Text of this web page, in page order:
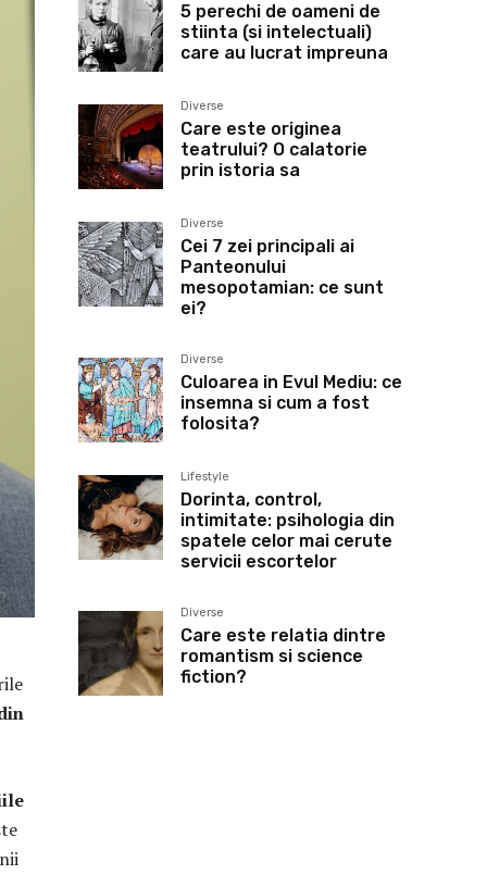
5 perechi de oameni de
stiinta (si intelectuali)
care au lucrat impreuna
Diverse
Care este originea
teatrului? O calatorie
prin istoria sa
Diverse
Cei 7 zei principali ai
Panteonului
mesopotamian: ce sunt
ei?
Diverse
Culoarea in Evul Mediu: ce
insemna si cum a fost
folosita?
Lifestyle
Dorinta, control,
intimitate: psihologia din
spatele celor mai cerute
servicii escortelor
Diverse
Care este relatia dintre
romantism si science
fiction?